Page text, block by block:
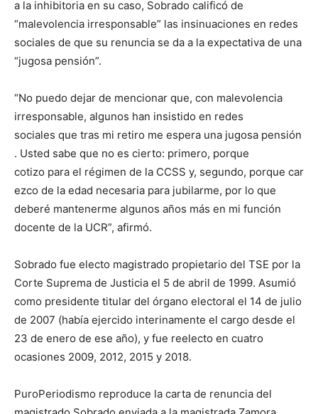
a la inhibitoria en su caso, Sobrado calificó de
“malevolencia irresponsable” las insinuaciones en redes
sociales de que su renuncia se da a la expectativa de una
“jugosa pensión”.
“No puedo dejar de mencionar que, con malevolencia
irresponsable, algunos han insistido en redes
sociales que tras mi retiro me espera una jugosa pensión
. Usted sabe que no es cierto: primero, porque
cotizo para el régimen de la CCSS y, segundo, porque car
ezco de la edad necesaria para jubilarme, por lo que
deberé mantenerme algunos años más en mi función
docente de la UCR”, afirmó.
Sobrado fue electo magistrado propietario del TSE por la
Corte Suprema de Justicia el 5 de abril de 1999. Asumió
como presidente titular del órgano electoral el 14 de julio
de 2007 (había ejercido interinamente el cargo desde el
23 de enero de ese año), y fue reelecto en cuatro
ocasiones 2009, 2012, 2015 y 2018.
PuroPeriodismo reproduce la carta de renuncia del